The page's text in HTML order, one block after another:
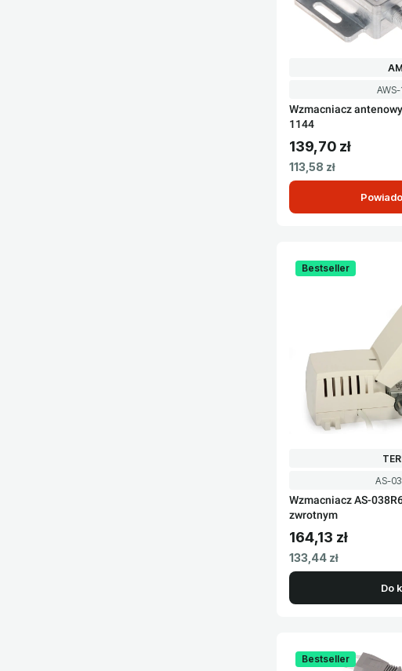
Kod
Wzmacniacz
1144
Cena brutto
139,70 zł
Cena netto
113,58 zł
Bestseller
Kod
AS-
Wzmacniacz AS-
zwrotnym
Cena brutto
164,13 zł
Cena netto
133,44 zł
Do
Bestseller